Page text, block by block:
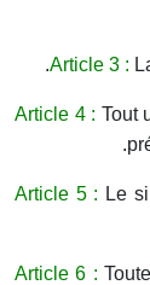
Article 3 :
Article 4 : Tout
Article 5: Le
Article 6 :